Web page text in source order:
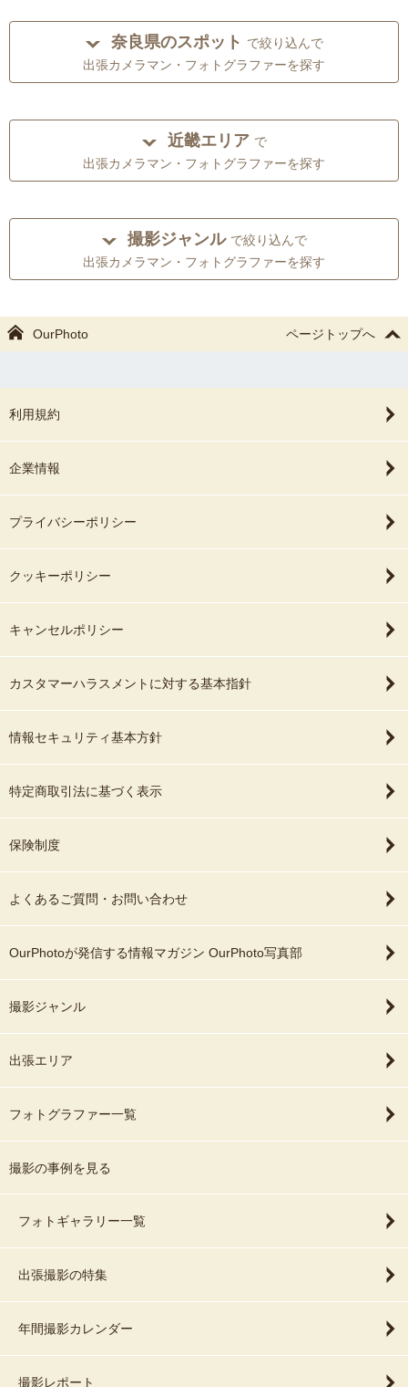
奈良県のスポット で絞り込んで
出張カメラマン・フォトグラファーを探す
近畿エリア で
出張カメラマン・フォトグラファーを探す
撮影ジャンル で絞り込んで
出張カメラマン・フォトグラファーを探す
OurPhoto ページトップへ
利用規約
企業情報
プライバシーポリシー
クッキーポリシー
キャンセルポリシー
カスタマーハラスメントに対する基本指針
情報セキュリティ基本方針
特定商取引法に基づく表示
保険制度
よくあるご質問・お問い合わせ
OurPhotoが発信する情報マガジン OurPhoto写真部
撮影ジャンル
出張エリア
フォトグラファー一覧
撮影の事例を見る
フォトギャラリー一覧
出張撮影の特集
年間撮影カレンダー
撮影レポート